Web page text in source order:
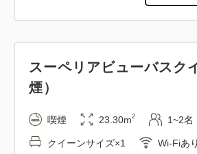
スーペリアビューバスク
煙）
喫煙 23.30m2 1~2名
クイーンサイズ×1 Wi-Fiあ